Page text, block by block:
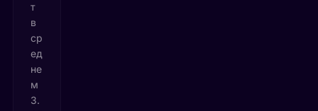
т
в
ср
ед
не
м
3.